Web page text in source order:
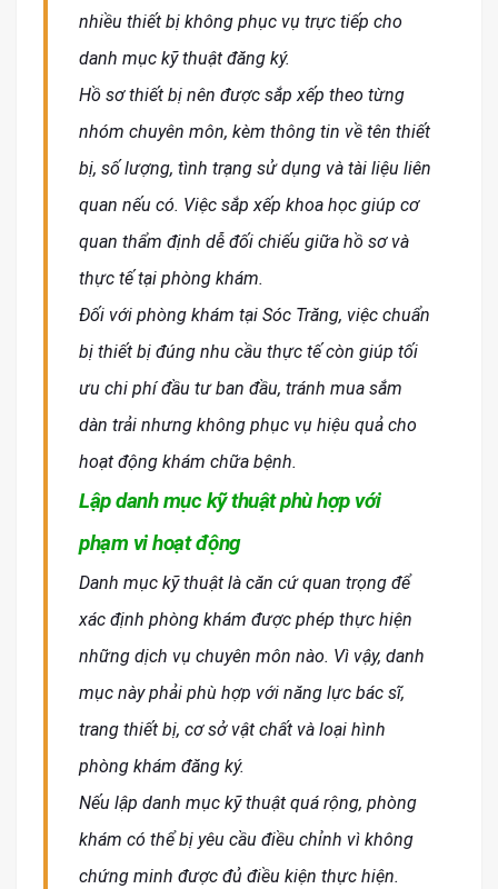
nhiều thiết bị không phục vụ trực tiếp cho
danh mục kỹ thuật đăng ký.
Hồ sơ thiết bị nên được sắp xếp theo từng
nhóm chuyên môn, kèm thông tin về tên thiết
bị, số lượng, tình trạng sử dụng và tài liệu liên
quan nếu có. Việc sắp xếp khoa học giúp cơ
quan thẩm định dễ đối chiếu giữa hồ sơ và
thực tế tại phòng khám.
Đối với phòng khám tại Sóc Trăng, việc chuẩn
bị thiết bị đúng nhu cầu thực tế còn giúp tối
ưu chi phí đầu tư ban đầu, tránh mua sắm
dàn trải nhưng không phục vụ hiệu quả cho
hoạt động khám chữa bệnh.
Lập danh mục kỹ thuật phù hợp với
phạm vi hoạt động
Danh mục kỹ thuật là căn cứ quan trọng để
xác định phòng khám được phép thực hiện
những dịch vụ chuyên môn nào. Vì vậy, danh
mục này phải phù hợp với năng lực bác sĩ,
trang thiết bị, cơ sở vật chất và loại hình
phòng khám đăng ký.
Nếu lập danh mục kỹ thuật quá rộng, phòng
khám có thể bị yêu cầu điều chỉnh vì không
chứng minh được đủ điều kiện thực hiện.